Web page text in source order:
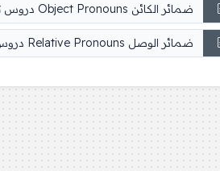
ضمائر الكائن Object Pronouns دروس تعلم اللغة الإنجليزية
ضمائر الوصل Relative Pronouns دروس تعلم اللغة الإنجليزية